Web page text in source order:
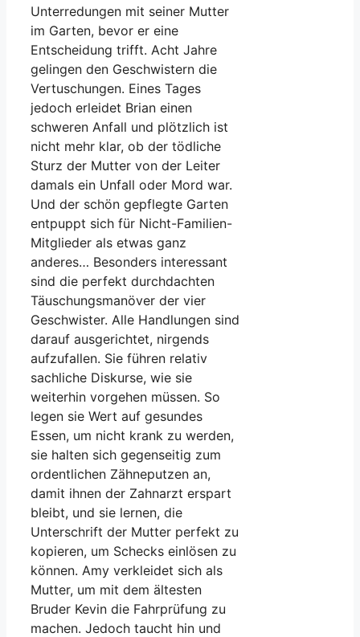
Unterredungen mit seiner Mutter
im Garten, bevor er eine
Entscheidung trifft. Acht Jahre
gelingen den Geschwistern die
Vertuschungen. Eines Tages
jedoch erleidet Brian einen
schweren Anfall und plötzlich ist
nicht mehr klar, ob der tödliche
Sturz der Mutter von der Leiter
damals ein Unfall oder Mord war.
Und der schön gepflegte Garten
entpuppt sich für Nicht-Familien-
Mitglieder als etwas ganz
anderes… Besonders interessant
sind die perfekt durchdachten
Täuschungsmanöver der vier
Geschwister. Alle Handlungen sind
darauf ausgerichtet, nirgends
aufzufallen. Sie führen relativ
sachliche Diskurse, wie sie
weiterhin vorgehen müssen. So
legen sie Wert auf gesundes
Essen, um nicht krank zu werden,
sie halten sich gegenseitig zum
ordentlichen Zähneputzen an,
damit ihnen der Zahnarzt erspart
bleibt, und sie lernen, die
Unterschrift der Mutter perfekt zu
kopieren, um Schecks einlösen zu
können. Amy verkleidet sich als
Mutter, um mit dem ältesten
Bruder Kevin die Fahrprüfung zu
machen. Jedoch taucht hin und